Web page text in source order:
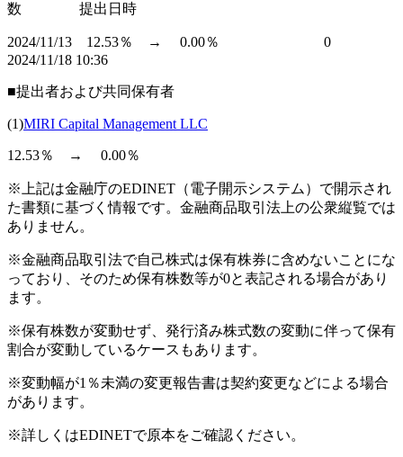
数 提出日時
2024/11/13 12.53％ → 0.00％ 0
2024/11/18 10:36
■提出者および共同保有者
(1)MIRI Capital Management LLC
12.53％ → 0.00％
※上記は金融庁のEDINET（電子開示システム）で開示され
た書類に基づく情報です。金融商品取引法上の公衆縦覧では
ありません。
※金融商品取引法で自己株式は保有株券に含めないことにな
っており、そのため保有株数等が0と表記される場合があり
ます。
※保有株数が変動せず、発行済み株式数の変動に伴って保有
割合が変動しているケースもあります。
※変動幅が1％未満の変更報告書は契約変更などによる場合
があります。
※詳しくはEDINETで原本をご確認ください。